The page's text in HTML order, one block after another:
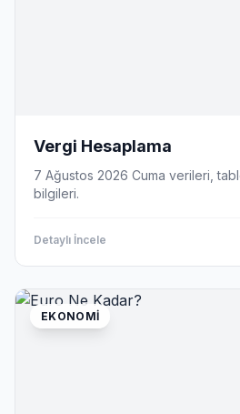
Vergi Hesaplama
7 Ağustos 2026 Cuma verileri,
bilgileri.
Detaylı İncele
EKONOMI